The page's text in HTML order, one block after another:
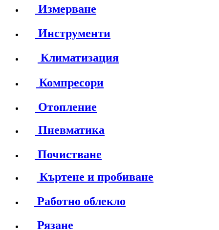
Измерване
Инструменти
Климатизация
Компресори
Отопление
Пневматика
Почистване
Къртене и пробиване
Работно облекло
Рязане